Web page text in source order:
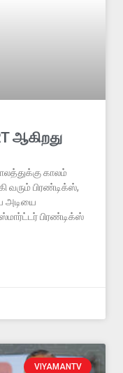
ஆகிறது
காலம்
வரும் பிரண்டிக்ஸ்,
அடியை
பிரண்டிக்ஸ்
VIYAMANTV